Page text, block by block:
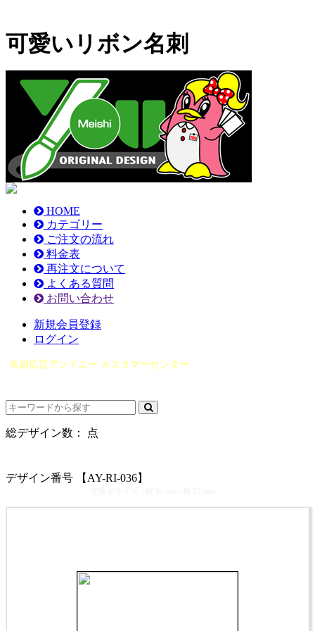
可愛いリボン名刺
HOME
カテゴリー
ご注文の流れ
料金表
再注文について
よくある質問
お問い合わせ
新規会員登録
ログイン
名刺広芸アンドユー カスタマーセンター
総デザイン数： 点
デザイン番号 【AY-RI-036】